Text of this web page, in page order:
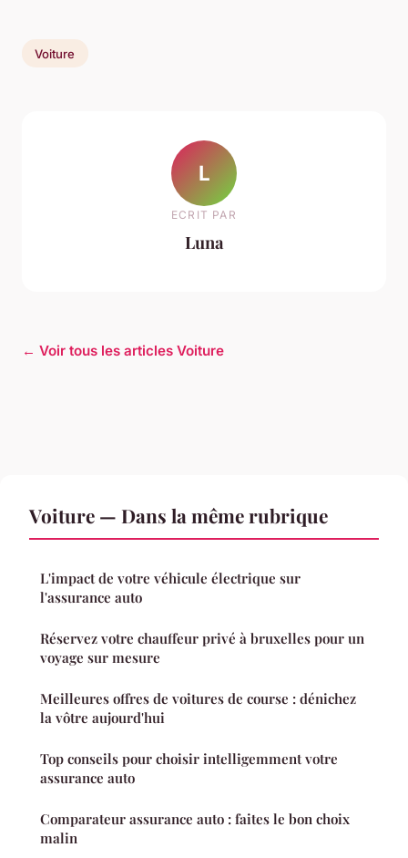
Voiture
L
ECRIT PAR
Luna
← Voir tous les articles Voiture
Voiture — Dans la même rubrique
L'impact de votre véhicule électrique sur
l'assurance auto
Réservez votre chauffeur privé à bruxelles pour un
voyage sur mesure
Meilleures offres de voitures de course : dénichez
la vôtre aujourd'hui
Top conseils pour choisir intelligemment votre
assurance auto
Comparateur assurance auto : faites le bon choix
malin